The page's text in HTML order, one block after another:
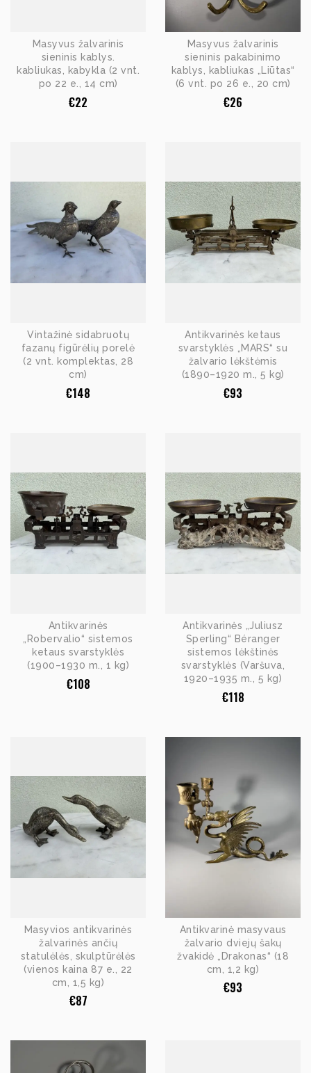
Masyvus žalvarinis
sieninis kablys.
kabliukas, kabykla (2 vnt.
po 22 e., 14 cm)
€22
Masyvus žalvarinis
sieninis pakabinimo
kablys, kabliukas „Liūtas“
(6 vnt. po 26 e., 20 cm)
€26
Vintažinė sidabruotų
fazanų figūrėlių porelė
(2 vnt. komplektas, 28
cm)
€148
Antikvarinės ketaus
svarstyklės „MARS“ su
žalvario lėkštėmis
(1890–1920 m., 5 kg)
€93
Antikvarinės
„Robervalio“ sistemos
ketaus svarstyklės
(1900–1930 m., 1 kg)
€108
Antikvarinės „Juliusz
Sperling“ Béranger
sistemos lėkštinės
svarstyklės (Varšuva,
1920–1935 m., 5 kg)
€118
Masyvios antikvarinės
žalvarinės ančių
statulėlės, skulptūrėlės
(vienos kaina 87 e., 22
cm, 1,5 kg)
€87
Antikvarinė masyvaus
žalvario dviejų šakų
žvakidė „Drakonas“ (18
cm, 1,2 kg)
€93